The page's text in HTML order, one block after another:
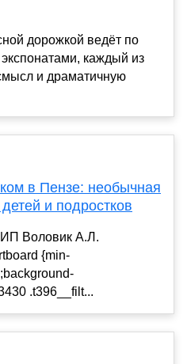
дорожкой ведёт по
каждый из
и драматичную
в Пензе: необычная
и подростков
ИП Воловик А.Л.
{min-
.t396__filt...